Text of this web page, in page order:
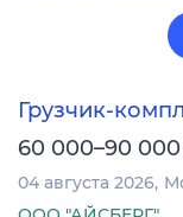
Грузчик-
60 000–90 000
04 августа 2026